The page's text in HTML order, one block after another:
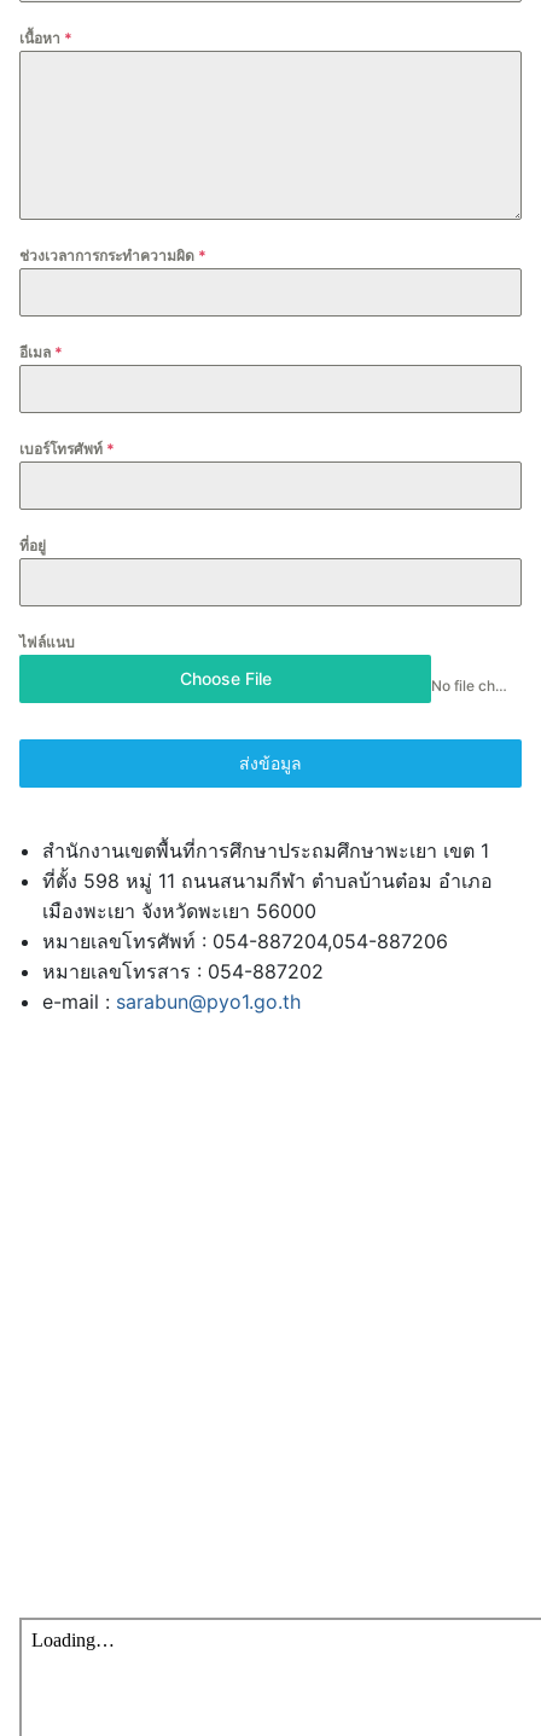
เนื้อหา *
ช่วงเวลาการกระทำความผิด *
อีเมล *
เบอร์โทรศัพท์ *
ที่อยู่
ไฟล์แนบ
Choose File No file chosen
ส่งข้อมูล
สำนักงานเขตพื้นที่การศึกษาประถมศึกษาพะเยา เขต 1
ที่ตั้ง 598 หมู่ 11 ถนนสนามกีฬา ตำบลบ้านต๋อม อำเภอ
เมืองพะเยา จังหวัดพะเยา 56000
หมายเลขโทรศัพท์ : 054-887204,054-887206
หมายเลขโทรสาร : 054-887202
e-mail : sarabun@pyo1.go.th